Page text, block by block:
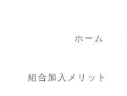
ホーム
組合加入メリット